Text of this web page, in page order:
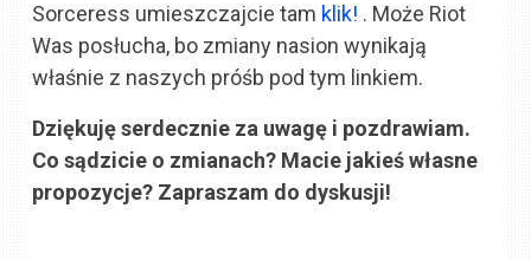
Sorceress umieszczajcie tam klik! . Może Riot
Was posłucha, bo zmiany nasion wynikają
właśnie z naszych próśb pod tym linkiem.
Dziękuję serdecznie za uwagę i pozdrawiam.
Co sądzicie o zmianach? Macie jakieś własne
propozycje? Zapraszam do dyskusji!